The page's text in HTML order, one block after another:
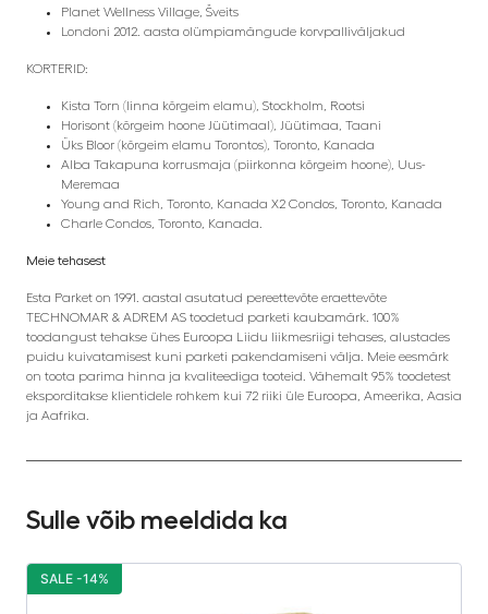
Planet Wellness Village, Šveits
Londoni 2012. aasta olümpiamängude korvpalliväljakud
KORTERID:
Kista Torn (linna kõrgeim elamu), Stockholm, Rootsi
Horisont (kõrgeim hoone Jüütimaal), Jüütimaa, Taani
Üks Bloor (kõrgeim elamu Torontos), Toronto, Kanada
Alba Takapuna korrusmaja (piirkonna kõrgeim hoone), Uus-
Meremaa
Young and Rich, Toronto, Kanada X2 Condos, Toronto, Kanada
Charle Condos, Toronto, Kanada.
Meie tehasest
Esta Parket on 1991. aastal asutatud pereettevõte eraettevõte
TECHNOMAR & ADREM AS toodetud parketi kaubamärk. 100%
toodangust tehakse ühes Euroopa Liidu liikmesriigi tehases, alustades
puidu kuivatamisest kuni parketi pakendamiseni välja. Meie eesmärk
on toota parima hinna ja kvaliteediga tooteid. Vähemalt 95% toodetest
eksporditakse klientidele rohkem kui 72 riiki üle Euroopa, Ameerika, Aasia
ja Aafrika.
Sulle võib meeldida ka
SALE -14%